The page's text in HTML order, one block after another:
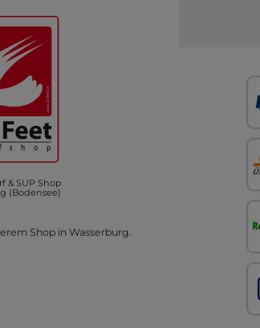
& SUP Shop
(Bodensee)
Shop in Wasserburg.